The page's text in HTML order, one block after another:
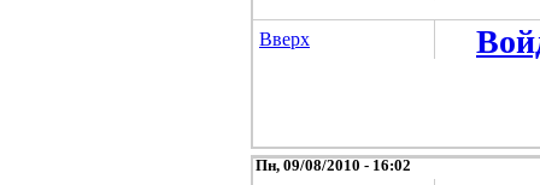
Вверх
Пн, 09/08/2010 - 16:02